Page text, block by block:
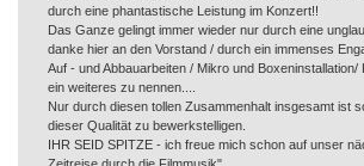
durch eine phantastische Leistung im Konzert!!
Das Ganze gelingt immer wieder nur durch eine
danke hier an den Vorstand / durch ein immenses
Auf - und Abbauarbeiten / Mikro und
ein weiteres zu nennen....
Nur durch diesen tollen Zusammenhalt insgesamt ist
dieser Qualität zu bewerkstelligen.
IHR SEID SPITZE - ich freue mich schon auf unser